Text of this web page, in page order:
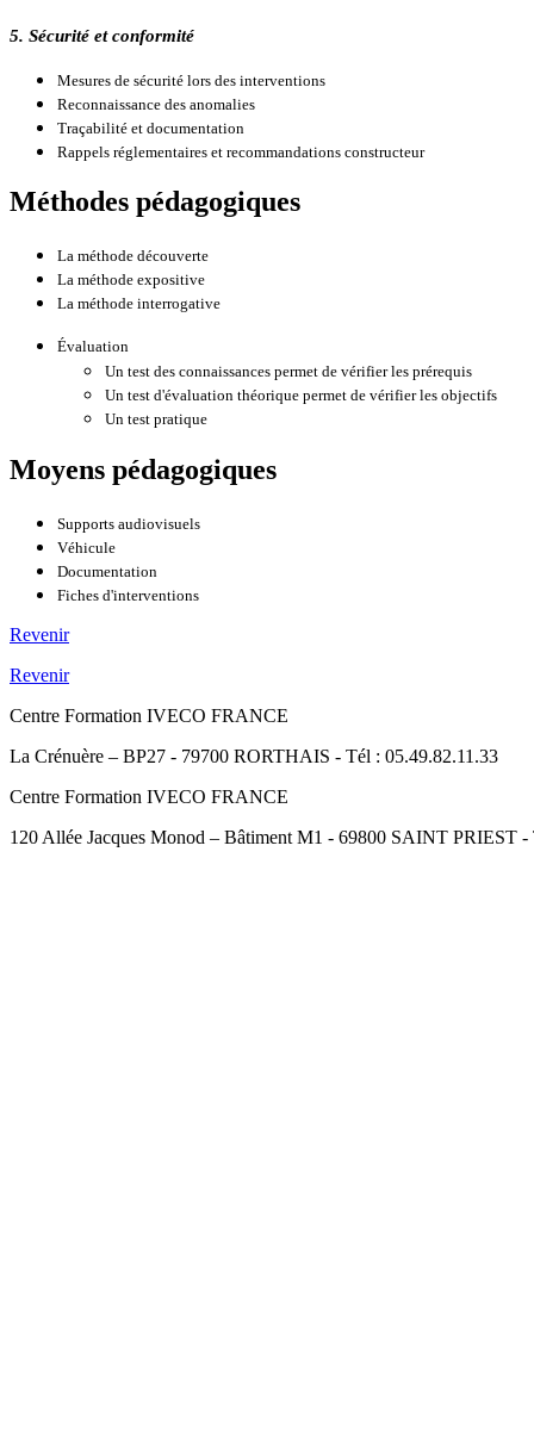
5. Sécurité et conformité
Mesures de sécurité lors des interventions
Reconnaissance des anomalies
Traçabilité et documentation
Rappels réglementaires et recommandations constructeur
Méthodes pédagogiques
La méthode découverte
La méthode expositive
La méthode interrogative
Évaluation
Un test des connaissances permet de vérifier les prérequis
Un test d'évaluation théorique permet de vérifier les objectifs
Un test pratique
Moyens pédagogiques
Supports audiovisuels
Véhicule
Documentation
Fiches d'interventions
Revenir
Revenir
Centre Formation IVECO FRANCE
La Crénuère – BP27 - 79700 RORTHAIS - Tél : 05.49.82.11.33
Centre Formation IVECO FRANCE
120 Allée Jacques Monod – Bâtiment M1 - 69800 SAINT PRIEST